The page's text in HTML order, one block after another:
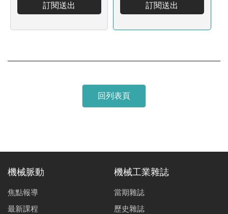
訂閱送出 訂閱送出
回列表頁
機械脈動
焦點報導
最新課程
機械工業雜誌
當期雜誌
歷史雜誌